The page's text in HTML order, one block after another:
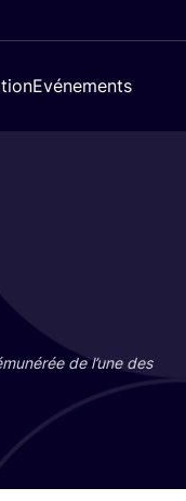
Evénements
de l’une des